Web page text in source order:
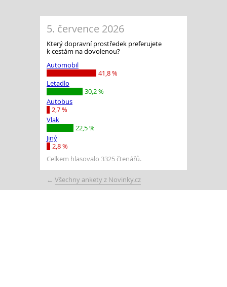
5. července 2026
Který dopravní prostředek preferujete
k cestám na dovolenou?
Automobil
41,8 %
Letadlo
30,2 %
Autobus
2,7 %
Vlak
22,5 %
Jiný
2,8 %
Celkem hlasovalo 3325 čtenářů.
← Všechny ankety z Novinky.cz